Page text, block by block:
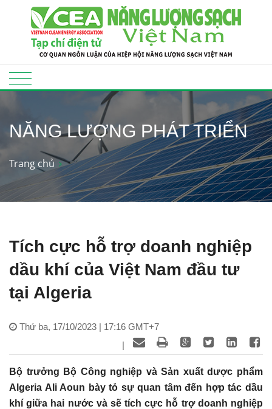
NĂNG LƯỢNG PHÁT TRIỂN
Trang chủ
Tích cực hỗ trợ doanh nghiệp
dầu khí của Việt Nam đầu tư
tại Algeria
Thứ ba, 17/10/2023 | 17:16 GMT+7
|
Bộ trưởng Bộ Công nghiệp và Sản xuất dược phẩm
Algeria Ali Aoun bày tỏ sự quan tâm đến hợp tác dầu
khí giữa hai nước và sẽ tích cực hỗ trợ doanh nghiệp